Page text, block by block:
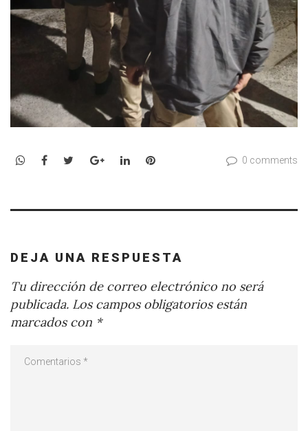
WhatsApp
Facebook
TwitterGoogle+LinkedInPinterest 0 comments
DEJA UNA RESPUESTA
Tu dirección de correo electrónico no será
publicada. Los campos obligatorios están
marcados con *